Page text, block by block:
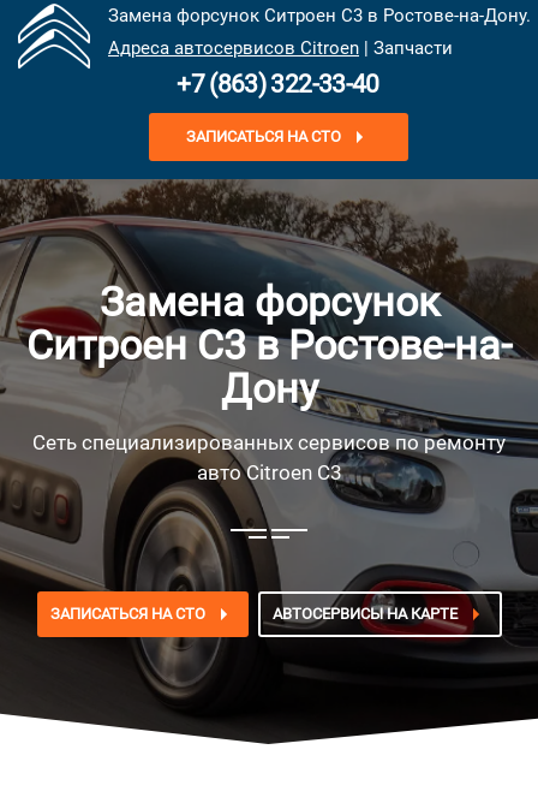
Замена форсунок Ситроен С3 в Ростове-на-Дону.
Адреса автосервисов Citroen | Запчасти
+7 (863) 322-33-40
ЗАПИСАТЬСЯ НА СТО
Замена форсунок
Ситроен С3 в Ростове-на-
Дону
Сеть специализированных сервисов по ремонту
авто Citroen C3
ЗАПИСАТЬСЯ НА СТО АВТОСЕРВИСЫ НА КАРТЕ